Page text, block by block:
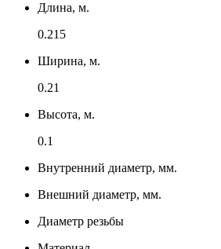
Длина, м.
0.215
Ширина, м.
0.21
Высота, м.
0.1
Внутренний диаметр, мм.
Внешний диаметр, мм.
Диаметр резьбы